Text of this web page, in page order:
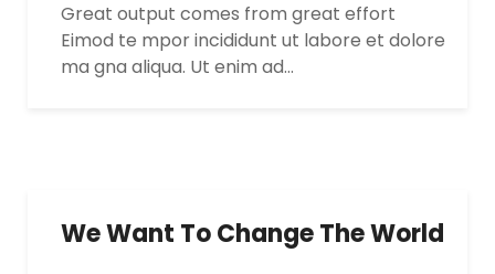
Great output comes from great effort
Eimod te mpor incididunt ut labore et dolore
ma gna aliqua. Ut enim ad…
We Want To Change The World